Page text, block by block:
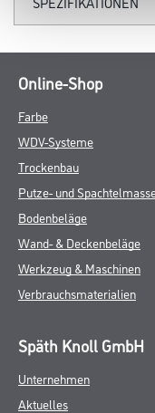
Online-Shop
Farbe
WDV-Systeme
Trockenbau
Putze- und
Bodenbeläge
Wand- & Deckenbeläge
Werkzeug & Maschinen
Verbrauchsmaterialien
Späth Knoll GmbH
Unternehmen
Aktuelles